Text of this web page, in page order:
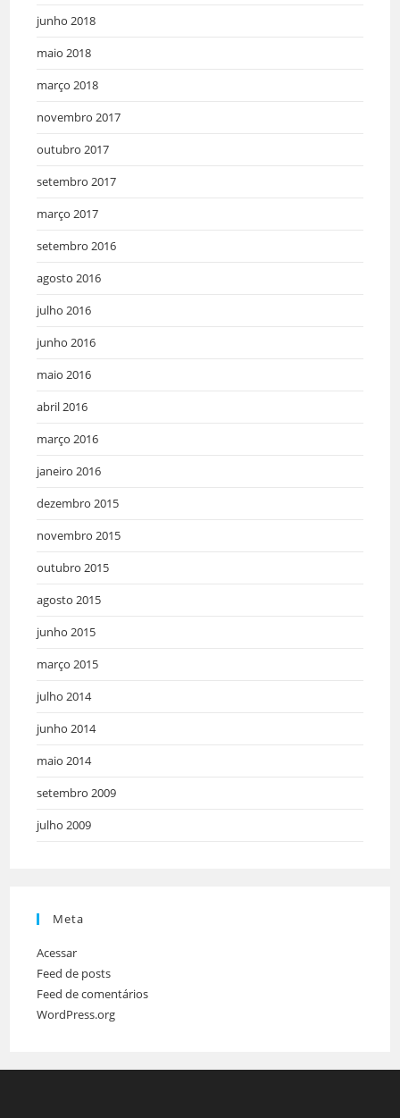
junho 2018
maio 2018
março 2018
novembro 2017
outubro 2017
setembro 2017
março 2017
setembro 2016
agosto 2016
julho 2016
junho 2016
maio 2016
abril 2016
março 2016
janeiro 2016
dezembro 2015
novembro 2015
outubro 2015
agosto 2015
junho 2015
março 2015
julho 2014
junho 2014
maio 2014
setembro 2009
julho 2009
Meta
Acessar
Feed de posts
Feed de comentários
WordPress.org